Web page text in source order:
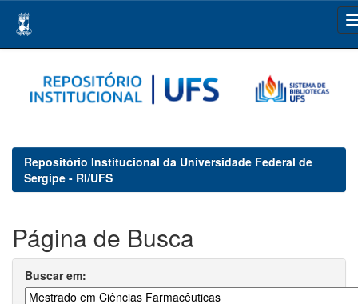
navigation
Repositório Institucional da Universidade Federal de
Sergipe - RI/UFS
Página de Busca
Buscar em: